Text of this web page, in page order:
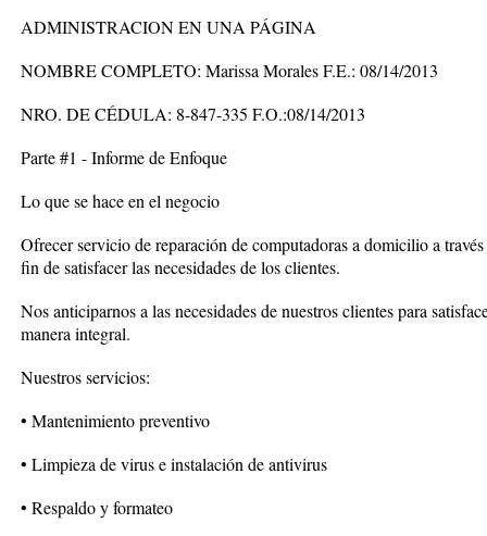
ADMINISTRACION EN UNA PÁGINA
NOMBRE COMPLETO: Marissa Morales F.E.: 08/14/2013
NRO. DE CÉDULA: 8-847-335 F.O.:08/14/2013
Parte #1 - Informe de Enfoque
Lo que se hace en el negocio
Ofrecer servicio de reparación de computadoras a domicilio a
fin de satisfacer las necesidades de los clientes.
Nos anticiparnos a las necesidades de nuestros clientes para
manera integral.
Nuestros servicios:
• Mantenimiento preventivo
• Limpieza de virus e instalación de antivirus
• Respaldo y formateo